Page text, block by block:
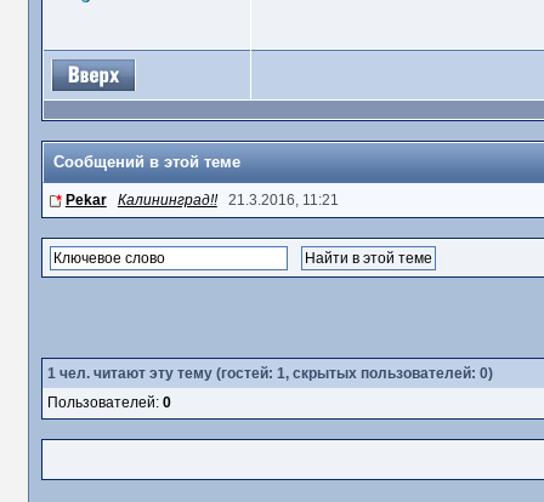
Сообщений в этой теме
Pekar Калининград!! 21.3.2016, 11:21
1чел. читают эту тему (гостей: 1, скрытых пользователей: 0)
Пользователей: 0